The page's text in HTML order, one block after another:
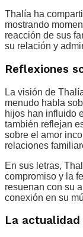
Thalía ha
mostrando
reacción de sus
su relación y
Reflexiones
La visión de
menudo habla
hijos han influido
también reflejan
sobre el amor
relaciones
En sus letras,
compromiso y la
resuenan con su
conexión en su
La